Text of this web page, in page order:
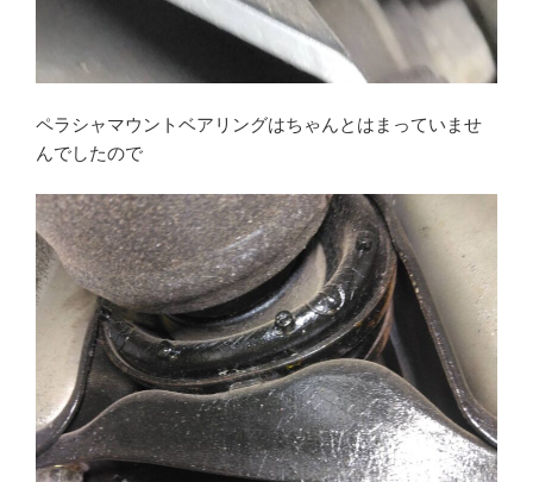
ペラシャマウントベアリングはちゃんとはまっていませ
んでしたので